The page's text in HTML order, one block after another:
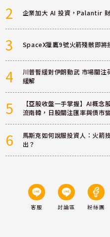
2 企業加大 AI 投資，Palantir
3 SpaceX獵鷹9號火箭殘骸即
4
川普暫緩對伊朗動武 市場關
緩解
5
【亞股收盤一手掌握】AI概
流南韓，日股關注匯率與債市
6
馬斯克如何說服投資人：火箭
出？
客服 討論區 粉絲團